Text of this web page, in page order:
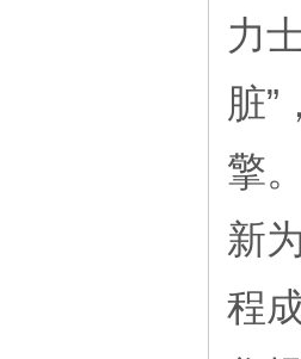
力
脏”
擎
新
程